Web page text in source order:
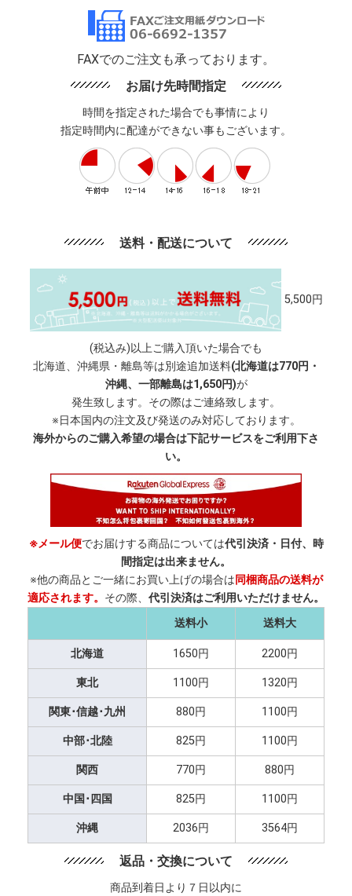
FAXでのご注文も承っております。
お届け先時間指定
時間を指定された場合でも事情により
指定時間内に配達ができない事もございます。
送料・配送について
5,500円
(税込み)以上ご購入頂いた場合でも
北海道、沖縄県・離島等は別途追加送料(北海道は770円・
沖縄、一部離島は1,650円)が
発生致します。その際はご連絡致します。
※日本国内の注文及び発送のみ対応しております。
海外からのご購入希望の場合は下記サービスをご利用下さ
い。
※メール便でお届けする商品については代引決済・日付、時
間指定は出来ません。
※他の商品とご一緒にお買い上げの場合は同梱商品の送料が
適応されます。 その際、 代引決済はご利用いただけません。
送料小
送料大
北海道 1650円 2200円
東北 1100円 1320円
関東･信越･九州 880円 1100円
中部･北陸 825円 1100円
関西 770円 880円
中国･四国 825円 1100円
沖縄 2036円 3564円
返品・交換について
商品到着日より７日以内に